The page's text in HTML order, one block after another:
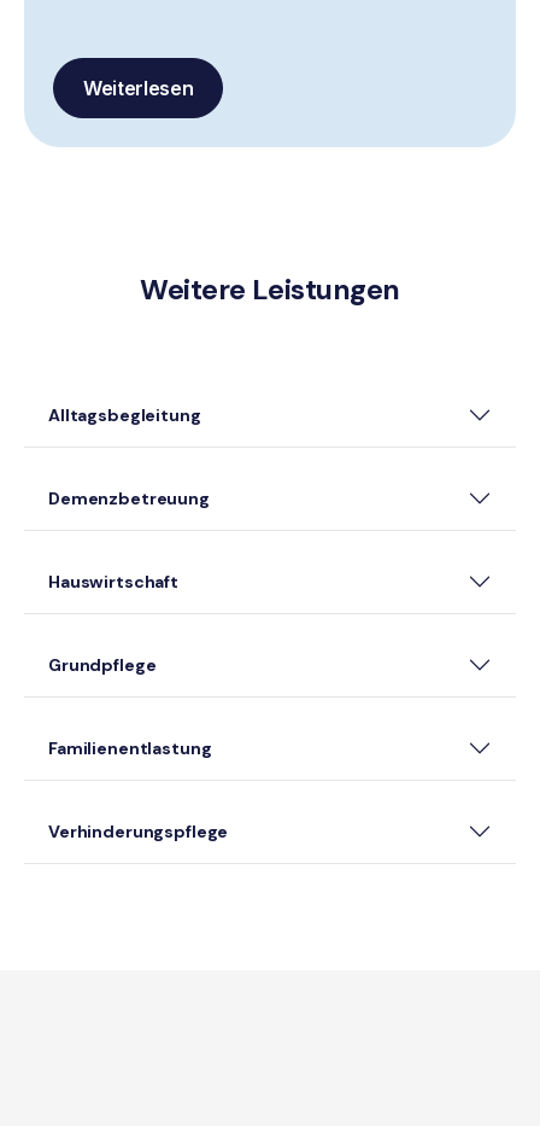
Weiterlesen
Weitere Leistungen
Alltagsbegleitung
Demenzbetreuung
Hauswirtschaft
Grundpflege
Familienentlastung
Verhinderungspflege